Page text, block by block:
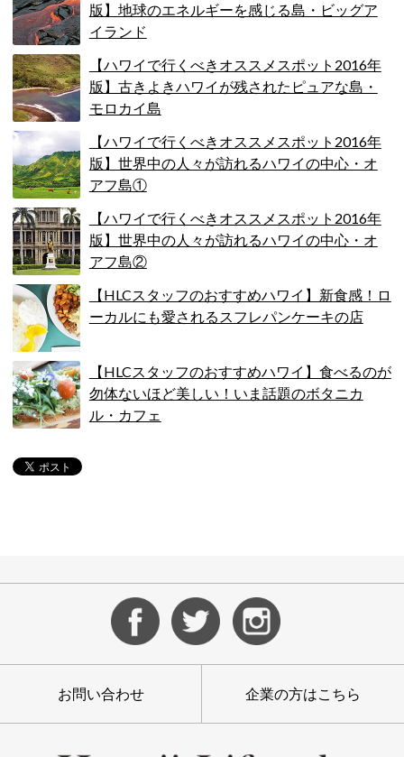
版】地球のエネルギーを感じる島・ビッグア
イランド
【ハワイで行くべきオススメスポット2016年
版】古きよきハワイが残されたピュアな島・
モロカイ島
【ハワイで行くべきオススメスポット2016年
版】世界中の人々が訪れるハワイの中心・オ
アフ島①
【ハワイで行くべきオススメスポット2016年
版】世界中の人々が訪れるハワイの中心・オ
アフ島②
【HLCスタッフのおすすめハワイ】新食感！ロ
ーカルにも愛されるスフレパンケーキの店
【HLCスタッフのおすすめハワイ】食べるのが
勿体ないほど美しい！いま話題のボタニカ
ル・カフェ
お問い合わせ 企業の方はこちら